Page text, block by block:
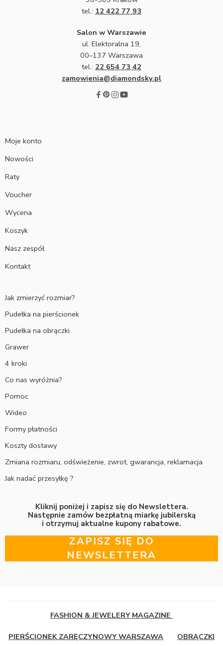
tel.: 12 422 77 93
Salon w Warszawie
ul. Elektoralna 19,
00–137 Warszawa
tel.: 22 654 73 42
zamowienia@diamondsky.pl
Moje konto
Nowości
Raty
Voucher
Wycena
Koszyk
Nasz zespół
Kontakt
Jak zmierzyć rozmiar?
Pudełka na pierścionek
Pudełka na obrączki
Grawer
4 kroki
Co nas wyróżnia?
Pomoc
Wideo
Formy płatności
Koszty dostawy
Zmiana rozmiaru, odświeżenie, zwrot, gwarancja, reklamacja
Jak nadać przesyłkę ?
Kliknij poniżej i zapisz się do Newslettera.
Następnie zamów bezpłatną miarkę jubilerską
i otrzymuj aktualne kupony rabatowe.
ZAPISZ SIĘ DO
NEWSLETTERA
FASHION & JEWELERY MAGAZINE
PIERŚCIONEK ZARĘCZYNOWY WARSZAWA OBRĄCZKI